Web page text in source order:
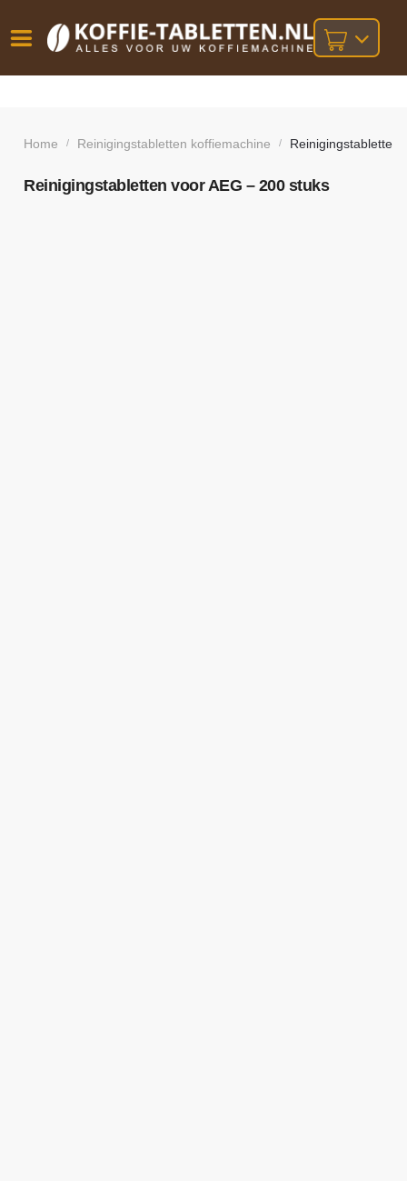
besteld,
volgende
bij orders
boven
Home / Reinigingstabletten koffiemachine / Reinigingstabletten
Reinigingstabletten voor AEG – 200 stuks